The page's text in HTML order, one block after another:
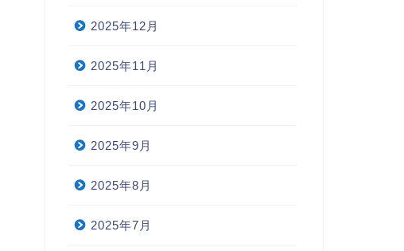
2025年12月
2025年11月
2025年10月
2025年9月
2025年8月
2025年7月